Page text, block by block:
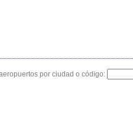
por ciudad o código: